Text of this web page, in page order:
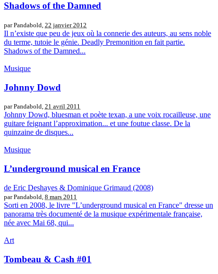
Shadows of the Damned
par Pandabold, 22 janvier 2012
Il n’existe que peu de jeux où la connerie des auteurs, au sens noble
du terme, tutoie le génie. Deadly Premonition en fait partie.
Shadows of the Damned...
Musique
Johnny Dowd
par Pandabold, 21 avril 2011
Johnny Dowd, bluesman et poète texan, a une voix rocailleuse, une
guitare feignant l’approximation... et une foutue classe. De la
quinzaine de disques...
Musique
L’underground musical en France
de Eric Deshayes & Dominique Grimaud (2008)
par Pandabold, 8 mars 2011
Sorti en 2008, le livre "L’underground musical en France" dresse un
panorama très documenté de la musique expérimentale française,
née avec Mai 68, qui...
Art
Tombeau & Cash #01